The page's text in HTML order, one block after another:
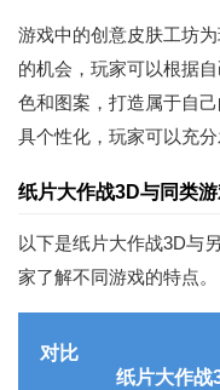
游戏中的创意皮肤工坊
的机会，玩家可以根据
色和图案，打造属于自
具个性化，玩家可以充分
纸片大作战3D与同类
以下是纸片大作战3D与
家了解不同游戏的特点。
对比
纸片大作战